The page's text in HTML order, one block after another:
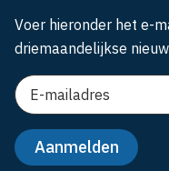
Voer hieronder het e-
driemaandelijkse